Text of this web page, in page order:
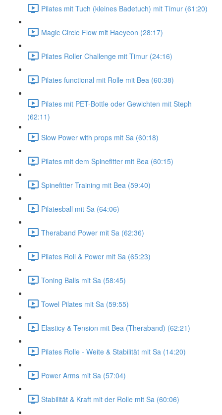
Pilates mit Tuch (kleines Badetuch) mit Timur (61:20)
Magic Circle Flow mit Haeyeon (28:17)
Pilates Roller Challenge mit Timur (24:16)
Pilates functional mit Rolle mit Bea (60:38)
Pilates mit PET-Bottle oder Gewichten mit Steph
(62:11)
Slow Power with props mit Sa (60:18)
Pilates mit dem Spinefitter mit Bea (60:15)
Spinefitter Training mit Bea (59:40)
Pilatesball mit Sa (64:06)
Theraband Power mit Sa (62:36)
Pilates Roll & Power mit Sa (65:23)
Toning Balls mit Sa (58:45)
Towel Pilates mit Sa (59:55)
Elasticy & Tension mit Bea (Theraband) (62:21)
Pilates Rolle - Weite & Stabilität mit Sa (14:20)
Power Arms mit Sa (57:04)
Stabilität & Kraft mit der Rolle mit Sa (60:06)